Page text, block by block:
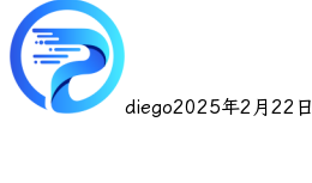
diego2025年2月22日